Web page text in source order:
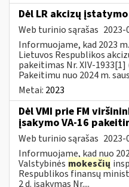
Dėl LR akcizų
Web turinio sąrašas 2023-
Informuojame, kad 2023
Lietuvos Respublikos
pakeitimas Nr. XIV-
Pakeitimu nuo 2024 m.
Metai: 2023
Dėl VMI prie FM
įsakymo VA-16
Web turinio sąrašas 2023-
Informuojame, kad nuo
Valstybinės mokesčių
Respublikos finansų
2 d. įsakymas Nr....